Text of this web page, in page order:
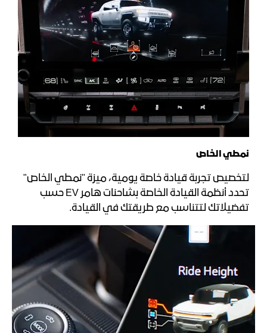
نمطي الخاص
لتخصيص تجربة قيادة خاصة يومية، ميزة "نمطي الخاص"
تحدد أنظمة القيادة الخاصة بشاحنات هامر EV حسب
تفضيلاتك لتتناسب مع طريقتك في القيادة.